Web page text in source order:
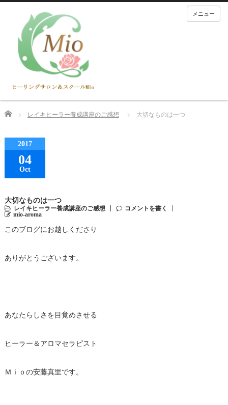
メニュー
Home レイキヒーラー養成講座のご感想 大切なものは一つ
2017
04
Oct
大切なものは一つ
レイキヒーラー養成講座のご感想
コメントを書く
mio-aroma
このブログにお越しくださり
ありがとうございます。
あなたらしさを目覚めさせる
ヒーラー＆アロマセラピスト
Ｍｉｏの安藤真里です。